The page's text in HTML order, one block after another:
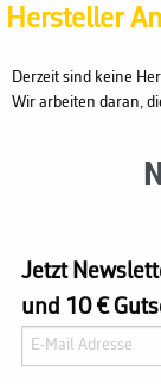
Hersteller
Derzeit sind keine
Wir arbeiten daran,
Jetzt
und 10 €